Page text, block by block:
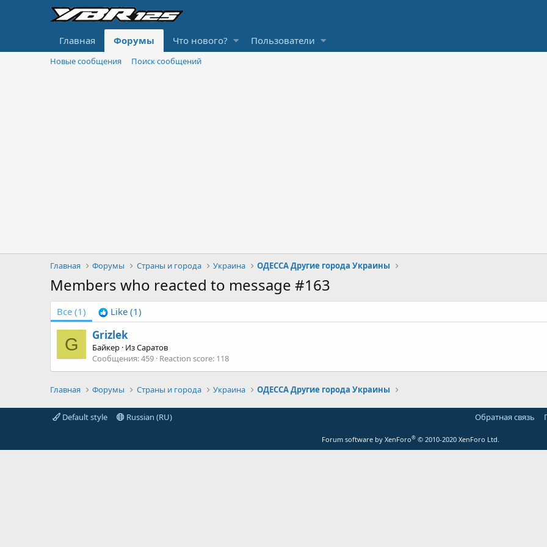
Главная Форумы Что нового? Пользователи
Новые сообщения Поиск сообщений
Главная Форумы Страны и города Украина ОДЕССА Другие города Украины
Members who reacted to message #163
Все (1) Like (1)
G Grizlek
Байкер · ИзСаратов
Сообщения 459 Reaction score 118
Главная Форумы Страны и города Украина ОДЕССА Другие города Украины
Default style Russian (RU) Обратная связь
Forum software by XenForo® © 2010-2020 XenForo Ltd.